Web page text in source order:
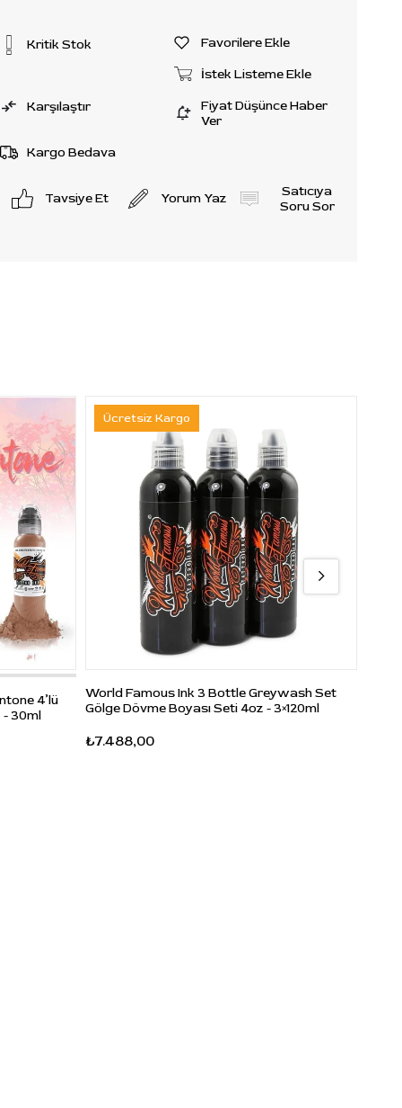
Kritik Stok Favorilere Ekle
İstek Listeme Ekle
Karşılaştır
Fiyat Düşünce Haber
Ver
Kargo Bedava
Tavsiye Et Yorum Yaz
Satıcıya
Soru Sor
4’lü
- 30ml
World Famous Ink 3 Bottle Greywash Set
Gölge Dövme Boyası Seti 4oz - 3×120ml
₺7.488,00
Ücretsiz Kargo